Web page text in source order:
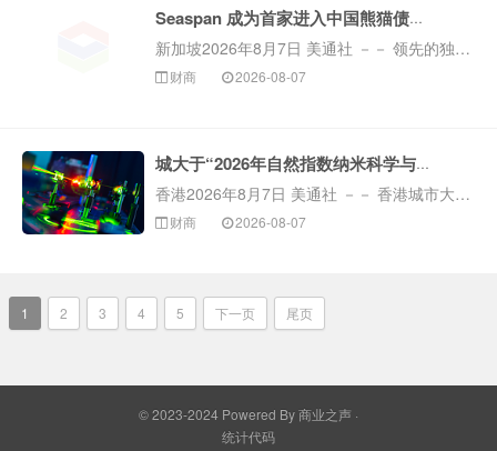
S－RM 成立于 2005 年，服务... Seaspan 成为首家进入中国熊猫债市场的国际船东及运营商
新加坡2026年8月7日 美通社 －－ 领先的独立海事资产所有人及运营商 Seaspan Corporation Pte. Ltd.
（以下简称“Seaspan”）宣布，已成功在中国境内债券市场发行规模为 15 亿元人民币的熊猫债券。...
财商 2026-08-07
城大于“2026年自然指数纳米科学与技术增刊”荣获全港第一
香港2026年8月7日 美通社 －－ 香港城市大学（城大）于全球卓越研究再创重大里程碑。继早前在“2026年自然指数化学增刊”
《https：www.cityu.edu.hkzh－hkmedianews20260529...
财商 2026-08-07
1 2 3 4 5 下一页 尾页
© 2023-2024 Powered By 商业之声 ·
统计代码